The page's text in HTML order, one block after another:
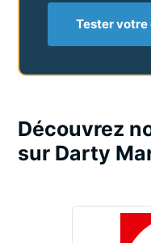
Tester
Découvrez
sur Darty